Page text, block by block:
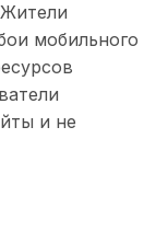
мобильного
и не